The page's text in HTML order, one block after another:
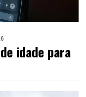
idade para